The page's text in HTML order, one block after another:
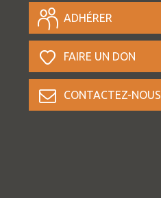
ADHÉRER
FAIRE UN DON
CONTACTEZ-NOUS